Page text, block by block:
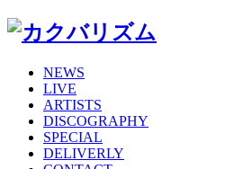
NEWS
LIVE
ARTISTS
DISCOGRAPHY
SPECIAL
DELIVERLY